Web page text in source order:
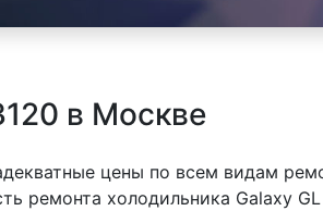
в Москве
цены по всем видам
ремонта холодильника Galaxy